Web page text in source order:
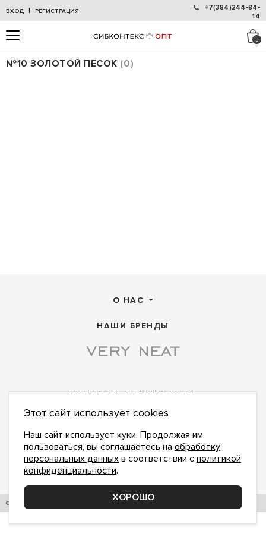
ВХОД | РЕГИСТРАЦИЯ
+7(384)244-84-
14
№10 ЗОЛОТОЙ ПЕСОК 0
О НАС
НАШИ БРЕНДЫ
ПОДПИСАТЬСЯ НА НОВОСТИ:
ПОДПИСАТЬСЯ
политикой конфиденциальности
принимаю
office@veryneat.ru НАПИШИТЕ НАМ
© 2017–2026. СИБКОНТЕКСОПТ
Этот сайт использует cookies
Наш сайт использует куки. Продолжая им
пользоваться, вы соглашаетесь на обработку
персональных данных в соответствии с политикой
конфиденциальности.
ХОРОШО